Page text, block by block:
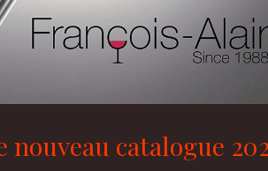
nouveau catalogue